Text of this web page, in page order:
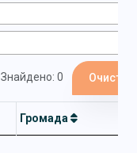
Знайдено: 0
Громада